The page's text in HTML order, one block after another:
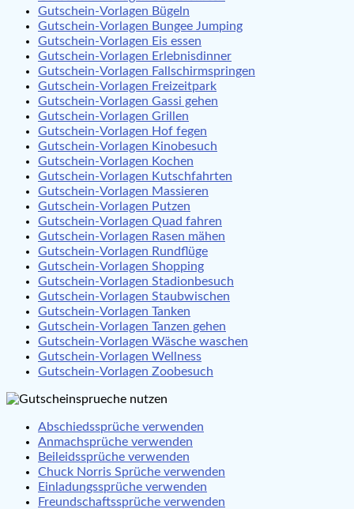
Gutschein-Vorlagen Bügeln
Gutschein-Vorlagen Bungee Jumping
Gutschein-Vorlagen Eis essen
Gutschein-Vorlagen Erlebnisdinner
Gutschein-Vorlagen Fallschirmspringen
Gutschein-Vorlagen Freizeitpark
Gutschein-Vorlagen Gassi gehen
Gutschein-Vorlagen Grillen
Gutschein-Vorlagen Hof fegen
Gutschein-Vorlagen Kinobesuch
Gutschein-Vorlagen Kochen
Gutschein-Vorlagen Kutschfahrten
Gutschein-Vorlagen Massieren
Gutschein-Vorlagen Putzen
Gutschein-Vorlagen Quad fahren
Gutschein-Vorlagen Rasen mähen
Gutschein-Vorlagen Rundflüge
Gutschein-Vorlagen Shopping
Gutschein-Vorlagen Stadionbesuch
Gutschein-Vorlagen Staubwischen
Gutschein-Vorlagen Tanken
Gutschein-Vorlagen Tanzen gehen
Gutschein-Vorlagen Wäsche waschen
Gutschein-Vorlagen Wellness
Gutschein-Vorlagen Zoobesuch
Abschiedssprüche verwenden
Anmachsprüche verwenden
Beileidssprüche verwenden
Chuck Norris Sprüche verwenden
Einladungssprüche verwenden
Freundschaftssprüche verwenden